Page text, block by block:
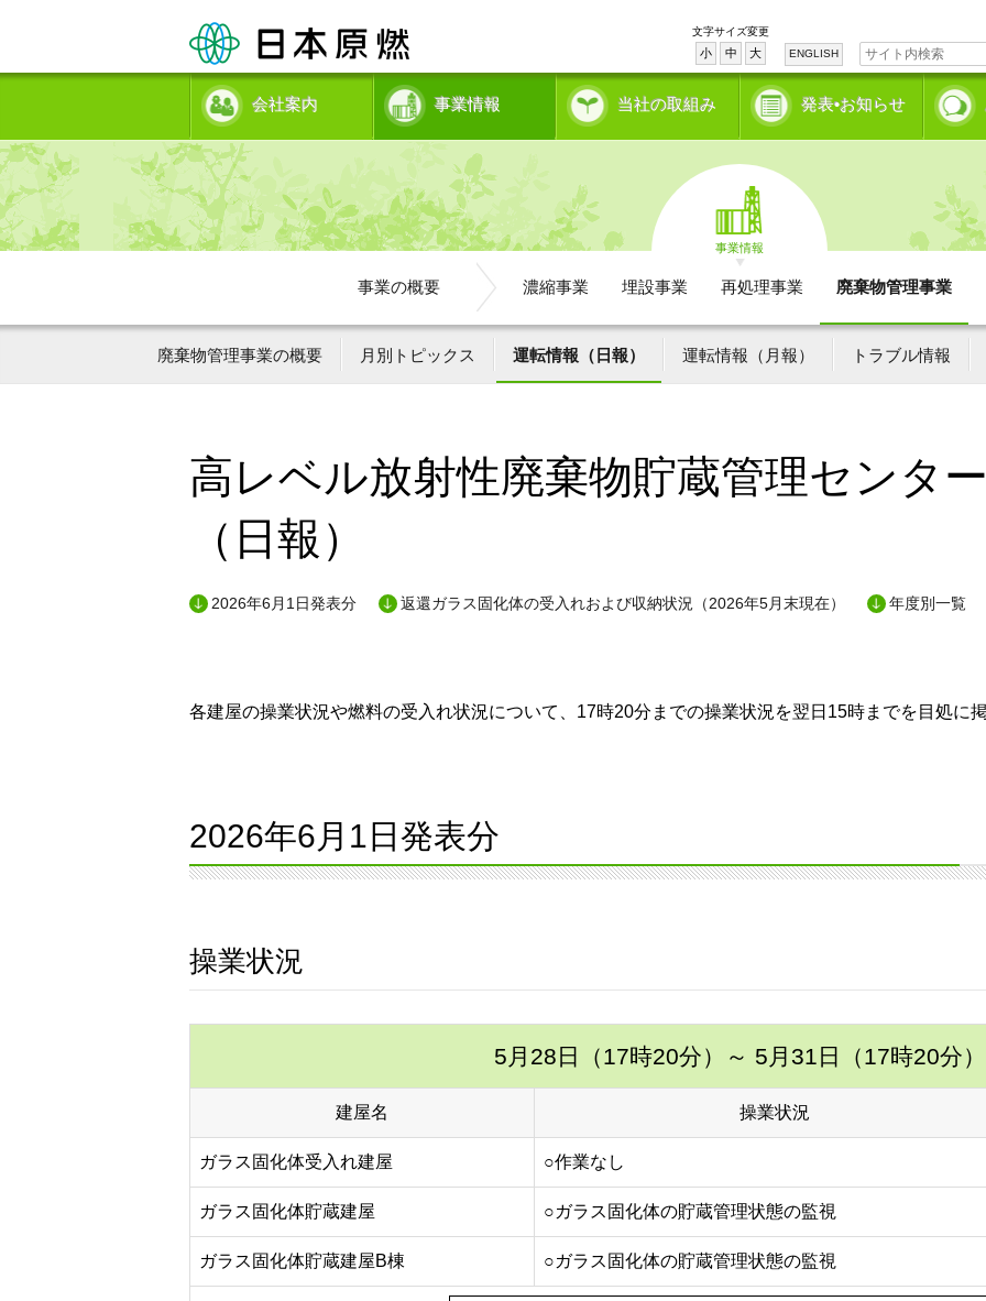
文字サイズ変更
小 中 大 ENGLISH
会社案内 事業情報 当社の取組み 発表•お知らせ
事業情報
事業の概要 濃縮事業 埋設事業 再処理事業 廃棄物管理事業
廃棄物管理事業の概要 月別トピックス 運転情報（日報） 運転情報（月報） トラブル情報
高レベル放射性廃棄物貯蔵管理センタ
（日報）
2026年6月1日発表分 返還ガラス固化体の受入れおよび収納状況（2026年5月末現在） 年度別一覧
各建屋の操業状況や燃料の受入れ状況について、17時20分までの操業状況を翌日15時までを目処に
2026年6月1日発表分
操業状況
5月28日（17時20分） ～ 5月31日（17時20分）
建屋名 操業状況
ガラス固化体受入れ建屋 ○作業なし
ガラス固化体貯蔵建屋 ○ガラス固化体の貯蔵管理状態の監視
ガラス固化体貯蔵建屋B棟 ○ガラス固化体の貯蔵管理状態の監視